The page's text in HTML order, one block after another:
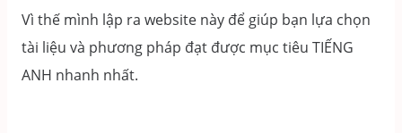
thích
&
từ
Vì thế mình lập ra website này để giúp bạn lựa chọn
tài liệu và phương pháp đạt được mục tiêu TIẾNG
ANH nhanh nhất.